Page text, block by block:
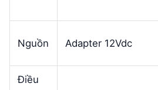
Nguồn Adapter 12Vdc
Điều